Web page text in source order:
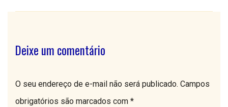
Deixe um comentário
O seu endereço de e-mail não será publicado. Campos
obrigatórios são marcados com *